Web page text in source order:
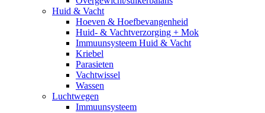
Huid & Vacht
Hoeven & Hoefbevangenheid
Huid- & Vachtverzorging + Mok
Immuunsysteem Huid & Vacht
Kriebel
Parasieten
Vachtwissel
Wassen
Luchtwegen
Immuunsysteem